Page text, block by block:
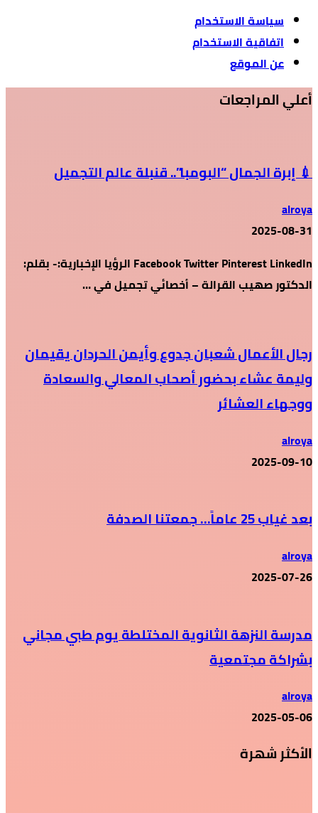
سياسة الاستخدام
اتفاقية الاستخدام
عن الموقع
أعلي المراجعات
💉 إبرة الجمال “البومبا”.. قنبلة عالم التجميل
alroya
2025-08-31
Facebook Twitter Pinterest LinkedIn الرؤيا الإخبارية:- بقلم:
الدكتور صهيب القرالة – أخصائي تجميل في …
رجال الأعمال شعبان جدوع وأيمن الحردان يقيمان
وليمة عشاء بحضور أصحاب المعالي والسعادة
ووجهاء العشائر
alroya
2025-09-10
بعد غياب 25 عاماً… جمعتنا الصدفة
alroya
2025-07-26
مدرسة النزهة الثانوية المختلطة يوم طبي مجاني
بشراكة مجتمعية
alroya
2025-05-06
الأكثر شهرة